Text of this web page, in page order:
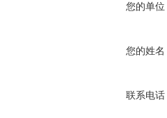
您的单位
您的姓名
联系电话